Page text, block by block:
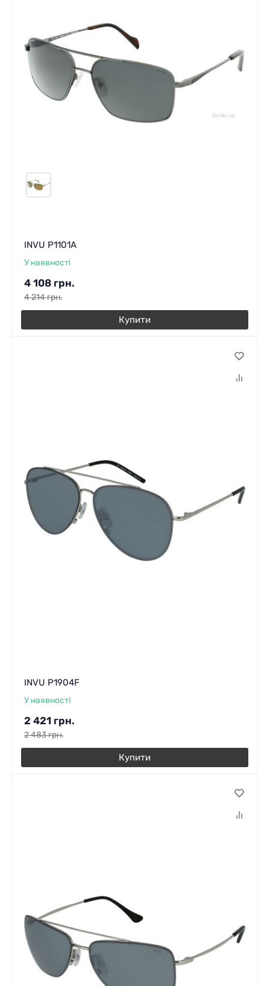
INVU P1101A
У наявності
4 108 грн.
4 214грн.
Купити
INVU P1904F
У наявності
2 421 грн.
2 483грн.
Купити